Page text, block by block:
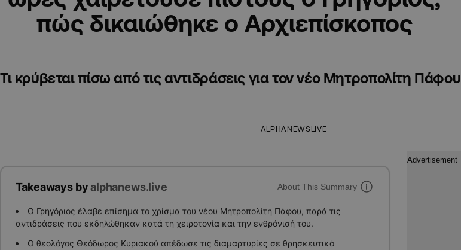
πώς δικαιώθηκε ο Αρχιεπίσκοπος
Τι κρύβεται πίσω από τις αντιδράσεις για τον νέο Μητροπολίτη Πάφου
ALPHANEWSLIVE
Takeaways byalphanews.live About This Summary
Ο Γρηγόριος έλαβε επίσημα το χρίσμα του νέου Μητροπολίτη Πάφου, παρά τις
αντιδράσεις που εκδηλώθηκαν κατά τη χειροτονία και την ενθρόνισή του.
Ο θεολόγος Θεόδωρος Κυριακού απέδωσε τις διαμαρτυρίες σε θρησκευτικό